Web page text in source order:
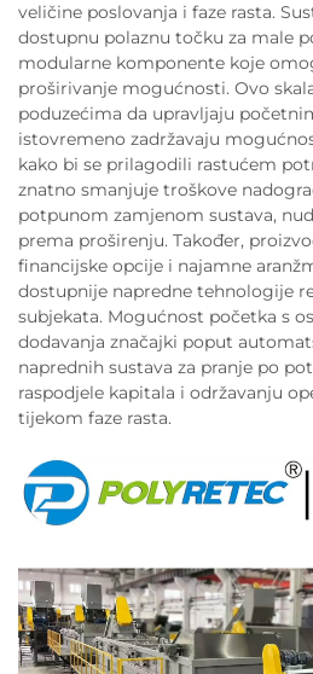
veličine poslovanja i faze rasta.
dostupnu polaznu točku za male
modularne komponente koje
proširivanje mogućnosti. Ovo
poduzećima da upravljaju
istovremeno zadržavaju
kako bi se prilagodili rastućem
znatno smanjuje troškove
potpunom zamjenom sustava,
prema proširenju. Također,
financijske opcije i najamne
dostupnije napredne tehnologije
subjekata. Mogućnost početka s
dodavanja značajki poput
naprednih sustava za pranje po
raspodjele kapitala i održavanju
tijekom faze rasta.